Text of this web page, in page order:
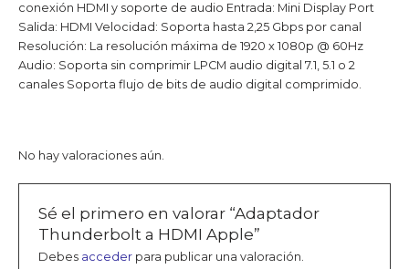
conexión HDMI y soporte de audio Entrada: Mini Display Port
Salida: HDMI Velocidad: Soporta hasta 2,25 Gbps por canal
Resolución: La resolución máxima de 1920 x 1080p @ 60Hz
Audio: Soporta sin comprimir LPCM audio digital 7.1, 5.1 o 2
canales Soporta flujo de bits de audio digital comprimido.
No hay valoraciones aún.
Sé el primero en valorar “Adaptador
Thunderbolt a HDMI Apple”
Debes acceder para publicar una valoración.